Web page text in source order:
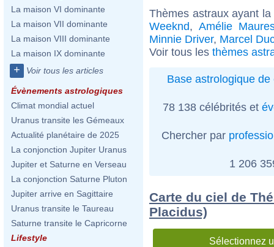
La maison VI dominante
La maison VII dominante
La maison VIII dominante
La maison IX dominante
+ Voir tous les articles
Évènements astrologiques
Climat mondial actuel
Uranus transite les Gémeaux
Actualité planétaire de 2025
La conjonction Jupiter Uranus
Jupiter et Saturne en Verseau
La conjonction Saturne Pluton
Jupiter arrive en Sagittaire
Uranus transite le Taureau
Saturne transite le Capricorne
Lifestyle
Thèmes astraux ayant
Weeknd, Amélie
Minnie Driver, Marcel
Voir tous les thèmes
Base astrologique de
78 138 célébrités et
Chercher par
1 206
Carte du ciel de
Placidus)
Sélectionnez